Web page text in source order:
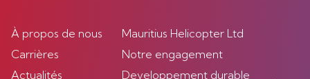
À propos de nous
Carrières
Actualités
Mauritius Helicopter Ltd
Notre engagement
Developpement durable